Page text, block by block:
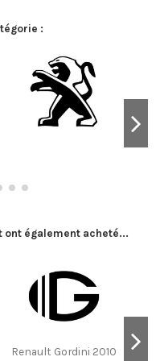
:
également acheté...
Renault Gordini 2010